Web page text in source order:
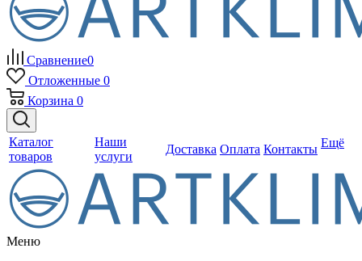
Сравнение0
Отложенные 0
Корзина 0
Каталог
товаров
Наши
услуги
Доставка Оплата Контакты Ещё
Меню